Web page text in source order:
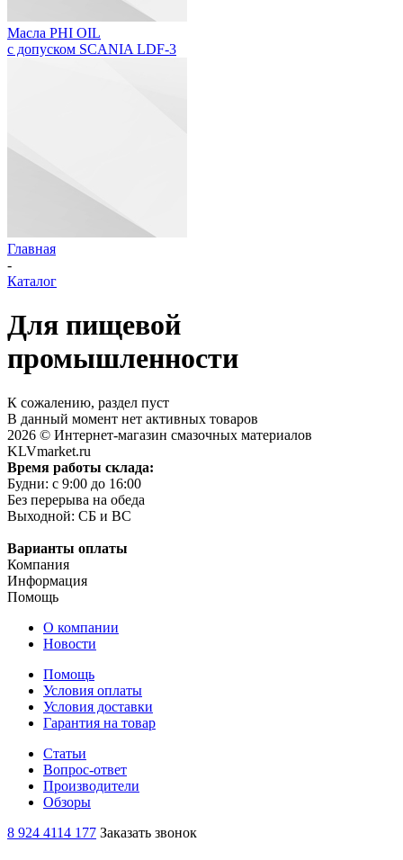
Масла PHI OIL
с допуском SCANIA LDF-3
Главная
-
Каталог
Для пищевой
промышленности
К сожалению, раздел пуст
В данный момент нет активных товаров
2026 © Интернет-магазин смазочных материалов
KLVmarket.ru
Время работы склада:
Будни: c 9:00 до 16:00
Без перерыва на обеда
Выходной: СБ и ВС
Варианты оплаты
Компания
Информация
Помощь
О компании
Новости
Помощь
Условия оплаты
Условия доставки
Гарантия на товар
Статьи
Вопрос-ответ
Производители
Обзоры
8 924 4114 177 Заказать звонок